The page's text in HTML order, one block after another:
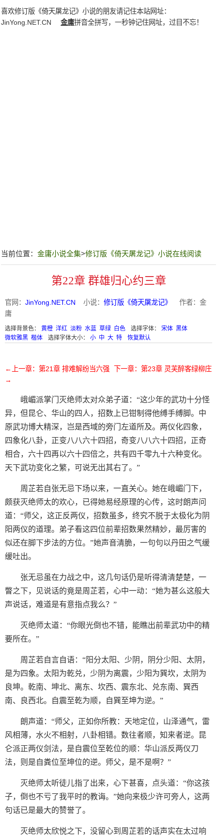
喜欢修订版《倚天屠龙记》小说的朋友请记住本站网址：
JinYong.NET.CN
金庸拼音全拼写，一秒钟记住网址，过目不忘！
当前位置： 金庸小说全集>修订版《倚天屠龙记》小说在线阅读
第22章 群雄归心约三章
官网： JinYong.NET.CN 小说： 修订版《倚天屠龙记》
作者：金
庸
选择背景色： 黄橙 洋红 淡粉 水蓝 草绿 白色 选择字体： 宋体 黑体
微软雅黑 楷体 选择字体大小： 小 中 大 特 恢复默认
←上一章：第21章 排难解纷当六强
下一章：第23章 灵芙醉客绿柳庄
→
峨嵋派掌门灭绝师太对众弟子道：“这少年的武功十分怪
异，但昆仑、华山的四人，招数上已钳制得他缚手缚脚。中
原武功博大精深，岂是西域的旁门左道所及。两仪化四象，
四象化八卦，正变八八六十四招，奇变八八六十四招，正奇
相合，六十四再以六十四倍之，共有四千零九十六种变化。
天下武功变化之繁，可说无出其右了。”
周芷若自张无忌下场以来，一直关心。她在峨嵋门下，
颇获灭绝师太的欢心，已得她易经原理的心传，这时朗声问
道：“师父，这正反两仪，招数虽多，终究不脱于太极化为阴
阳两仪的道理。弟子看这四位前辈招数果然精妙，最厉害的
似还在脚下步法的方位。”她声音清脆，一句句以丹田之气缓
缓吐出。
张无忌虽在力战之中，这几句话仍是听得清清楚楚，一
瞥之下，见说话的竟是周芷若，心中一动：“她为甚么这般大
声说话，难道是有意指点我么？”
灭绝师太道：“你眼光倒也不错，能瞧出前辈武功中的精
要所在。”
周芷若自言自语：“阳分太阳、少阴，阴分少阳、太阴，
是为四象。太阳为乾兑，少阴为离震，少阳为巽坎，太阴为
良坤。乾南、坤北、离东、坎西、震东北、兑东南、巽西
南、良西北。自震至乾为顺，自巽至坤为逆。”
朗声道：“师父，正如你所教：天地定位，山泽通气，雷
风相薄，水火不相射，八卦相错。数往者顺，知来者逆。昆
仑派正两仪剑法，是自震位至乾位的顺：华山派反两仪刀
法，则是自粪位至坤位的逆。师父，是不是啊？”
灭绝师太听徒儿指了出来，心下甚喜，点头道：“你这孩
子，倒也不亏了我平时的教诲。”她向来极少许可旁人，这两
句话已是最大的赞誉了。
灭绝师太欣悦之下，没留心到周芷若的话声实在太过响